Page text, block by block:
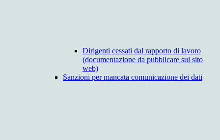
Dirigenti cessati dal rapporto di lavoro
(documentazione da pubblicare sul sito
web)
Sanzioni per mancata comunicazione dei dati